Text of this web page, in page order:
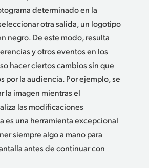
determinado en la
otra salida, un logotipo
negro. De este modo, resulta
y otros eventos en los
hacer ciertos cambios sin que
por la audiencia. Por ejemplo, se
la imagen mientras el
las modificaciones
es una herramienta excepcional
siempre algo a mano para
antes de continuar con